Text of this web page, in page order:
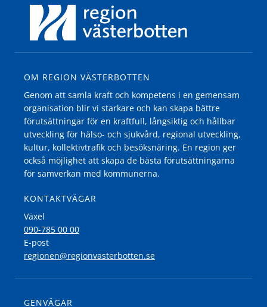
OM REGION VÄSTERBOTTEN
Genom att samla kraft och kompetens i en gemensam
organisation blir vi starkare och kan skapa bättre
förutsättningar för en kraftfull, långsiktig och hållbar
utveckling för hälso- och sjukvård, regional utveckling,
kultur, kollektivtrafik och besöksnäring. En region ger
också möjlighet att skapa de bästa förutsättningarna
för samverkan med kommunerna.
KONTAKTVÄGAR
Växel
090-785 00 00
E-post
regionen@regionvasterbotten.se
GENVÄGAR